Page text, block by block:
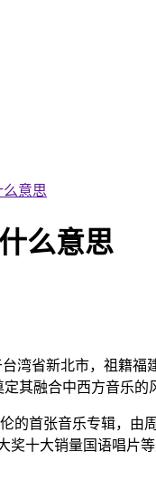
么意思
么意思
湾省新北市，祖籍
其融合中西方音乐的
的首张音乐专辑，
十大销量国语唱片等